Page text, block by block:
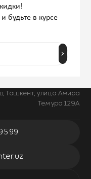
Ташкент, улица Амира
Темура 129А
99
будьте в курсе